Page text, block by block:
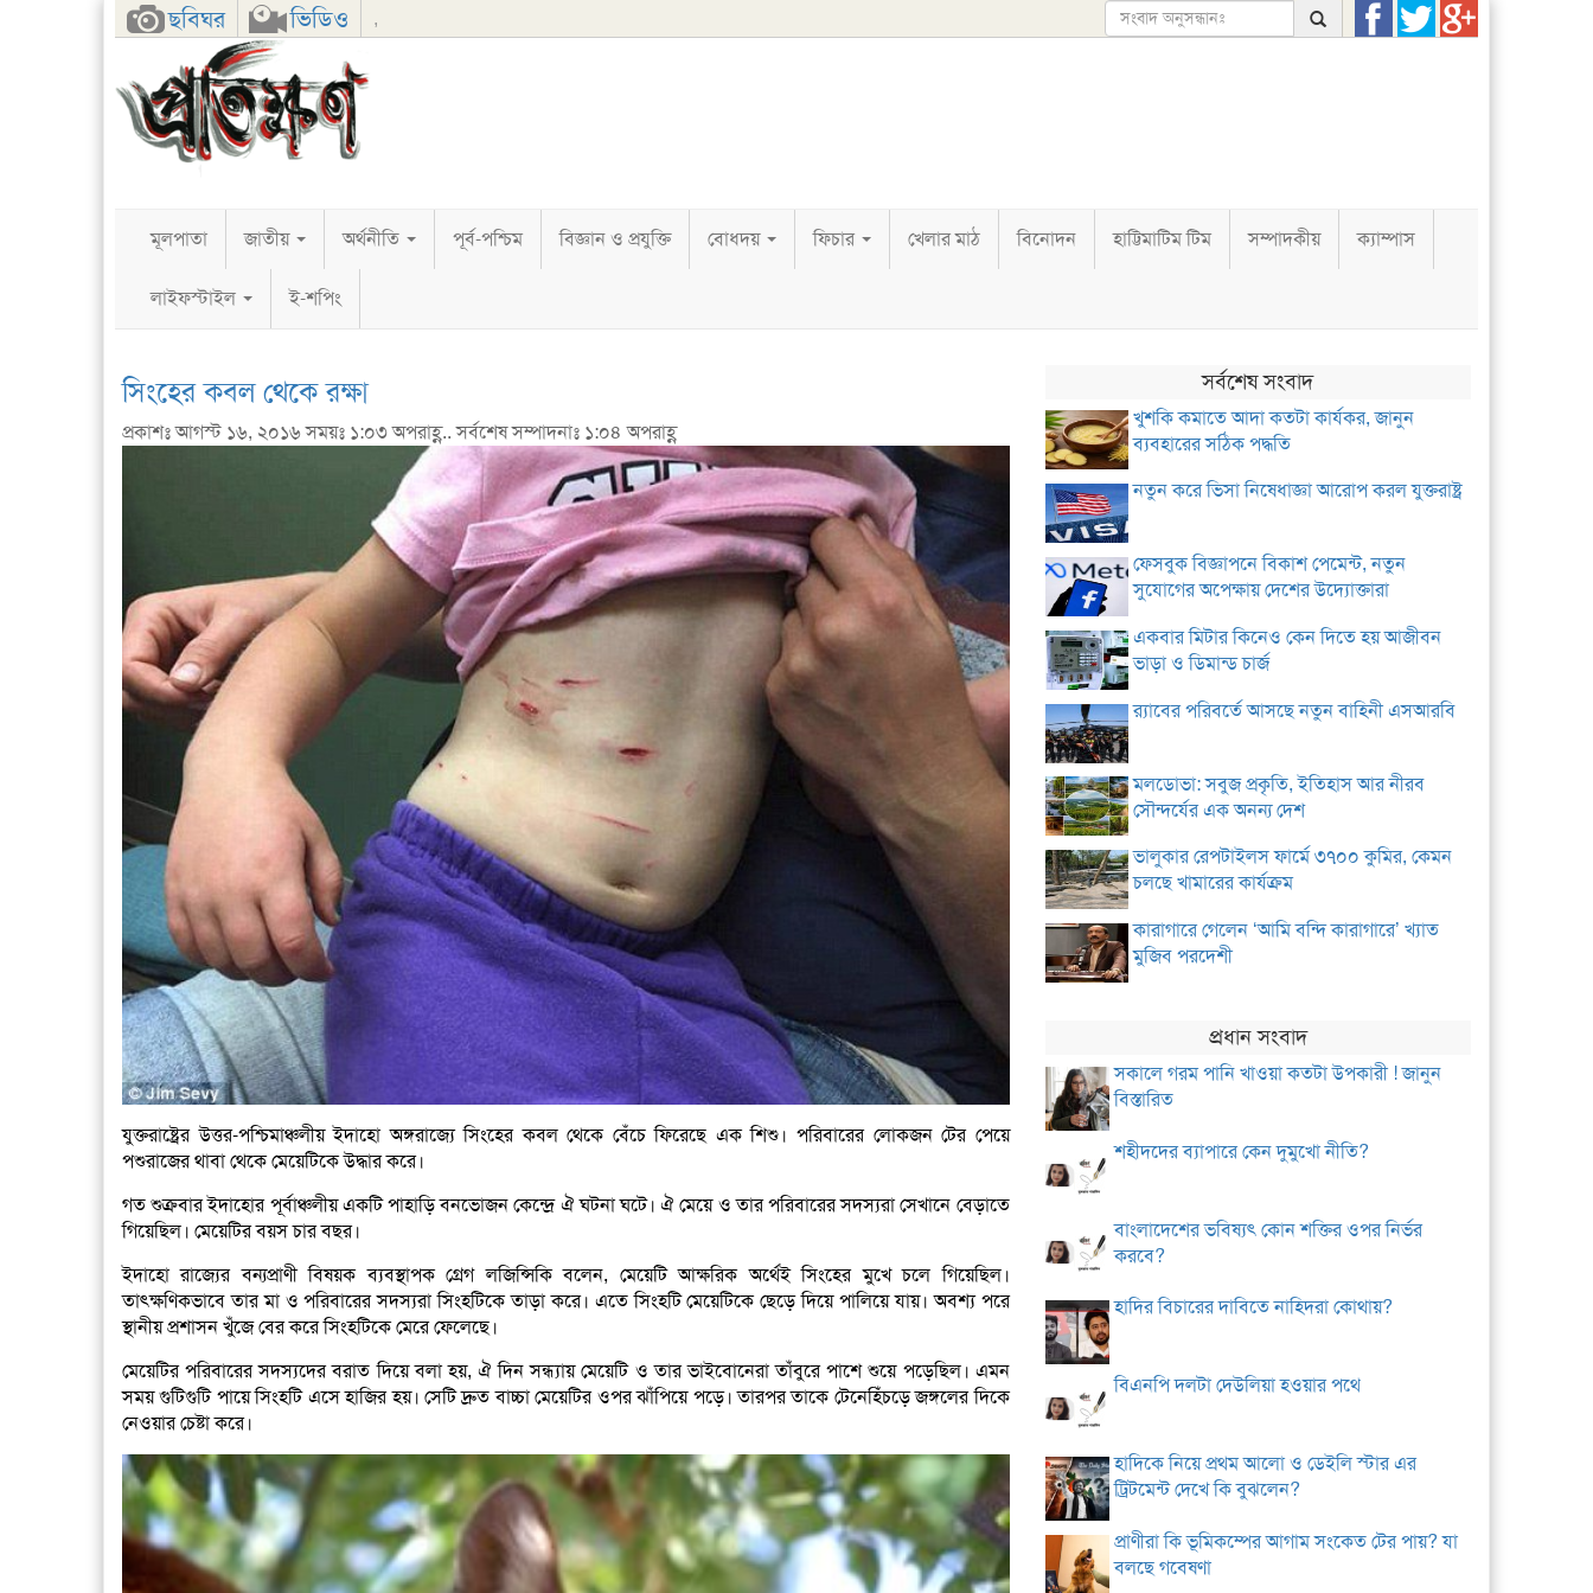
ছবিঘর ভিডিও ,
FacebookTwitterGoogle+
মূলপাতা জাতীয় অর্থনীতি পূর্ব-পশ্চিম বিজ্ঞান ও প্রযুক্তি বোধদয় ফিচার খেলার মাঠ বিনোদন হাট্টিমাটিম টিম সম্পাদকীয় ক্যাম্পাস
লাইফস্টাইল ই-শপিং
সিংহের কবল থেকে রক্ষা
প্রকাশঃ আগস্ট ১৬, ২০১৬ সময়ঃ ১:০৩ অপরাহ্ণ.. সর্বশেষ সম্পাদনাঃ ১:০৪ অপরাহ্ণ
যুক্তরাষ্ট্রের উত্তর-পশ্চিমাঞ্চলীয় ইদাহো অঙ্গরাজ্যে সিংহের কবল থেকে বেঁচে ফিরেছে এক শিশু। পরিবারের লোকজন টের পেয়ে
পশুরাজের থাবা থেকে মেয়েটিকে উদ্ধার করে।
গত শুক্রবার ইদাহোর পূর্বাঞ্চলীয় একটি পাহাড়ি বনভোজন কেন্দ্রে ঐ ঘটনা ঘটে। ঐ মেয়ে ও তার পরিবারের সদস্যরা সেখানে বেড়াতে
গিয়েছিল। মেয়েটির বয়স চার বছর।
ইদাহো রাজ্যের বন্যপ্রাণী বিষয়ক ব্যবস্থাপক গ্রেগ লজিন্সিকি বলেন, মেয়েটি আক্ষরিক অর্থেই সিংহের মুখে চলে গিয়েছিল।
তাৎক্ষণিকভাবে তার মা ও পরিবারের সদস্যরা সিংহটিকে তাড়া করে। এতে সিংহটি মেয়েটিকে ছেড়ে দিয়ে পালিয়ে যায়। অবশ্য পরে
স্থানীয় প্রশাসন খুঁজে বের করে সিংহটিকে মেরে ফেলেছে।
মেয়েটির পরিবারের সদস্যদের বরাত দিয়ে বলা হয়, ঐ দিন সন্ধ্যায় মেয়েটি ও তার ভাইবোনেরা তাঁবুরে পাশে শুয়ে পড়েছিল। এমন
সময় গুটিগুটি পায়ে সিংহটি এসে হাজির হয়। সেটি দ্রুত বাচ্চা মেয়েটির ওপর ঝাঁপিয়ে পড়ে। তারপর তাকে টেনেহিঁচড়ে জঙ্গলের দিকে
নেওয়ার চেষ্টা করে।
সর্বশেষ সংবাদ
খুশকি কমাতে আদা কতটা কার্যকর, জানুন
ব্যবহারের সঠিক পদ্ধতি
নতুন করে ভিসা নিষেধাজ্ঞা আরোপ করল যুক্তরাষ্ট্র
ফেসবুক বিজ্ঞাপনে বিকাশ পেমেন্ট, নতুন
সুযোগের অপেক্ষায় দেশের উদ্যোক্তারা
একবার মিটার কিনেও কেন দিতে হয় আজীবন
ভাড়া ও ডিমান্ড চার্জ
র‌্যাবের পরিবর্তে আসছে নতুন বাহিনী এসআরবি
মলডোভা: সবুজ প্রকৃতি, ইতিহাস আর নীরব
সৌন্দর্যের এক অনন্য দেশ
ভালুকার রেপটাইলস ফার্মে ৩৭০০ কুমির, কেমন
চলছে খামারের কার্যক্রম
কারাগারে গেলেন ‘আমি বন্দি কারাগারে’ খ্যাত
মুজিব পরদেশী
প্রধান সংবাদ
সকালে গরম পানি খাওয়া কতটা উপকারী ! জানুন
বিস্তারিত
শহীদদের ব্যাপারে কেন দুমুখো নীতি?
বাংলাদেশের ভবিষ্যৎ কোন শক্তির ওপর নির্ভর
করবে?
হাদির বিচারের দাবিতে নাহিদরা কোথায়?
বিএনপি দলটা দেউলিয়া হওয়ার পথে
হাদিকে নিয়ে প্রথম আলো ও ডেইলি স্টার এর
ট্রিটমেন্ট দেখে কি বুঝলেন?
প্রাণীরা কি ভূমিকম্পের আগাম সংকেত টের পায়? যা
বলছে গবেষণা